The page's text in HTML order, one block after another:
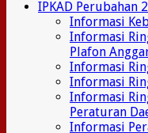
IPKAD Perubahan
Informasi
Informasi
Plafon
Informasi
Informasi
Informasi
Peraturan
Informasi